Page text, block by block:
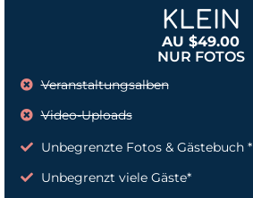
KLEIN
AU $49.00
NUR FOTOS
Veranstaltungsalben
Video-Uploads
Unbegrenzte Fotos & Gästebuch *
Unbegrenzt viele Gäste*